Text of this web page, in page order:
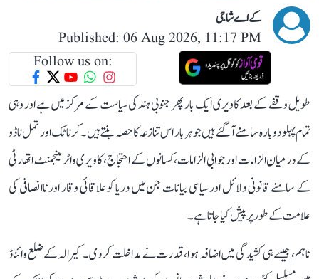
کے اے شاجی
Published: 06 Aug 2026, 11:17 PM
Follow us on:
طویل وقفے کے بعد کاویری ایک بار پھر جنوبی ہند کی سیاست کے مرکز میں ہے اور وہی
تمام پہلو دوبارہ سامنے آ گئے ہیں جو ہر بار اس تنازعہ کا حصہ بنتے ہیں۔ کرناٹک اور تمل ناڈو
کے درمیان الزامات اور جوابی الزامات، کسانوں کے احتجاج، کاویری واٹر مینجمنٹ اتھارٹی
کے سامنے قانونی دلائل اور سیاسی بیانات جن میں دریا کو علاقائی وقار اور ناانصافی کی
علامت کے طور پر پیش کیا جاتا ہے۔
تاہم، جیسے ہی کشیدگی میں اضافہ ہوا، قدرت نے مداخلت کر دی۔ کیرالہ کے ضلع وائناڈ